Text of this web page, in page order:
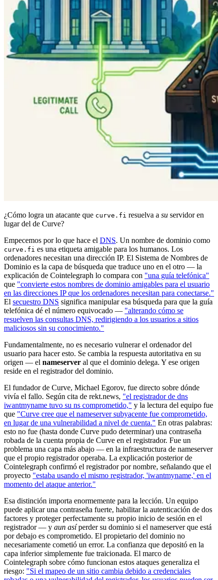
¿Cómo logra un atacante que curve.fi resuelva a su servidor en
lugar del de Curve?
Empecemos por lo que hace el DNS. Un nombre de dominio como
curve.fi es una etiqueta amigable para los humanos. Los
ordenadores necesitan una dirección IP. El Sistema de Nombres de
Dominio es la capa de búsqueda que traduce uno en el otro — la
explicación de Cointelegraph lo compara con "una guía telefónica"
que "convierte estos nombres de dominio amigables para el usuario
en las direcciones IP que los ordenadores necesitan para conectarse."
El secuestro DNS significa manipular esa búsqueda para que la guía
telefónica dé el número equivocado — "alterando cómo se
resuelven las consultas DNS, redirigiendo a los usuarios a sitios
maliciosos sin su conocimiento."
Fundamentalmente, no es necesario vulnerar el ordenador del
usuario para hacer esto. Se cambia la respuesta autoritativa en su
origen — el nameserver al que el dominio delega. Y ese origen
reside en el registrador del dominio.
El fundador de Curve, Michael Egorov, fue directo sobre dónde
vivía el fallo. Según cita de rekt.news, "el registrador de dns
iwantmyname tuvo su ns comprometido," y la lectura del equipo fue
que "Curve cree que el nameserver subyacente fue comprometido,
en lugar de una vulnerabilidad a nivel de cuenta." En otras palabras:
esto no fue (hasta donde Curve pudo determinar) una contraseña
robada de la cuenta propia de Curve en el registrador. Fue un
problema una capa más abajo — en la infraestructura de nameserver
que el propio registrador operaba. La explicación posterior de
Cointelegraph confirmó el registrador por nombre, señalando que el
proyecto "estaba usando el mismo registrador, 'iwantmyname,' en el
momento del ataque anterior."
Esa distinción importa enormemente para la lección. Un equipo
puede aplicar una contraseña fuerte, habilitar la autenticación de dos
factores y proteger perfectamente su propio inicio de sesión en el
registrador — y aun asíperder su dominio si el nameserver que está
por debajo es comprometido. El propietario del dominio no
necesariamente cometió un error. La confianza que depositó en la
capa inferior simplemente fue traicionada. El marco de
Cointelegraph sobre cómo funcionan estos ataques generaliza el
riesgo: "Si el mapeo de un sitio cambia debido a credenciales